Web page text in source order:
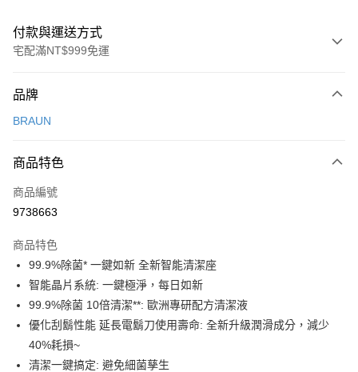
付款與運送方式
宅配滿NT$999免運
信用卡一次付款
3 期 0 利率 每期
合作金庫商業銀行
上海商業儲蓄銀行
臺灣中小企業銀行
匯豐（台灣）商業銀行
華泰商業銀行
聯邦商業銀行
遠東國際商業銀行
元大商業銀行
永豐商業銀行
玉山商業銀行
星展（台灣）商業銀行
台灣樂天信用卡公司
合作金庫商業銀行
上海商業儲蓄銀行
國泰世華商業銀行
兆豐國際商業銀行
匯豐（台灣）商業銀行
華泰商業銀行
聯邦商業銀行
遠東國際商業銀行
元大商業銀行
永豐商業銀行
玉山商業銀行
台新國際商業銀行
即享券
LINE Pay
Apple Pay
街口支付
Google Pay
ATM付款
品牌
BRAUN
商品特色
商品編號
9738663
商品特色
99.9%除菌* 一鍵如新 全新智能清潔座
智能晶片系統: 一鍵極淨，每日如新
99.9%除菌 10倍清潔**: 歐洲專研配方清潔液
優化刮鬍性能 延長電鬍刀使用壽命: 全新升級潤滑成分，減少
40%耗損~
清潔一鍵搞定: 避免細菌孳生